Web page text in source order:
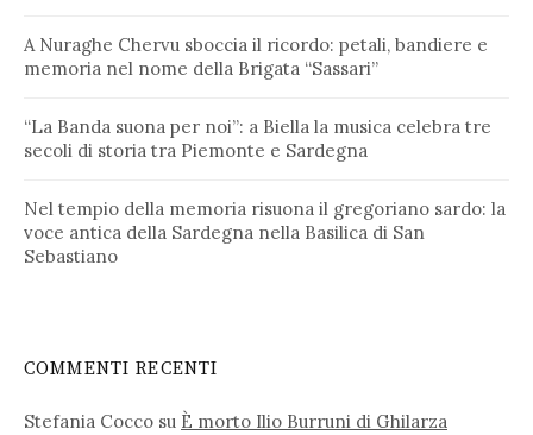
A Nuraghe Chervu sboccia il ricordo: petali, bandiere e
memoria nel nome della Brigata “Sassari”
“La Banda suona per noi”: a Biella la musica celebra tre
secoli di storia tra Piemonte e Sardegna
Nel tempio della memoria risuona il gregoriano sardo: la
voce antica della Sardegna nella Basilica di San
Sebastiano
COMMENTI RECENTI
Stefania Cocco su È morto Ilio Burruni di Ghilarza